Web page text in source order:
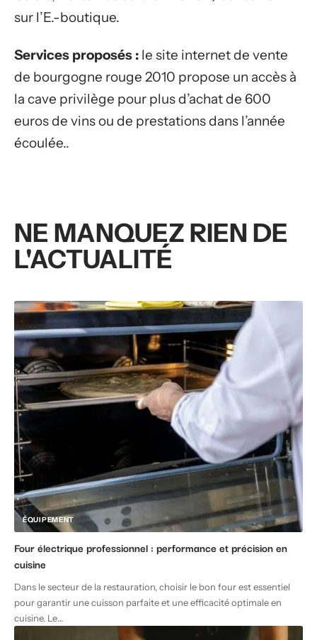
sur l’E.-boutique.
Services proposés : le site internet de vente
de bourgogne rouge 2010 propose un accès à
la cave privilège pour plus d’achat de 600
euros de vins ou de prestations dans l’année
écoulée..
NE MANQUEZ RIEN DE
L'ACTUALITÉ
ÉQUIPEMENT
Four électrique professionnel : performance et précision en
cuisine
Dans le secteur de la restauration, choisir le bon four est essentiel
pour garantir une cuisson parfaite et une efficacité optimale en
cuisine. Le…